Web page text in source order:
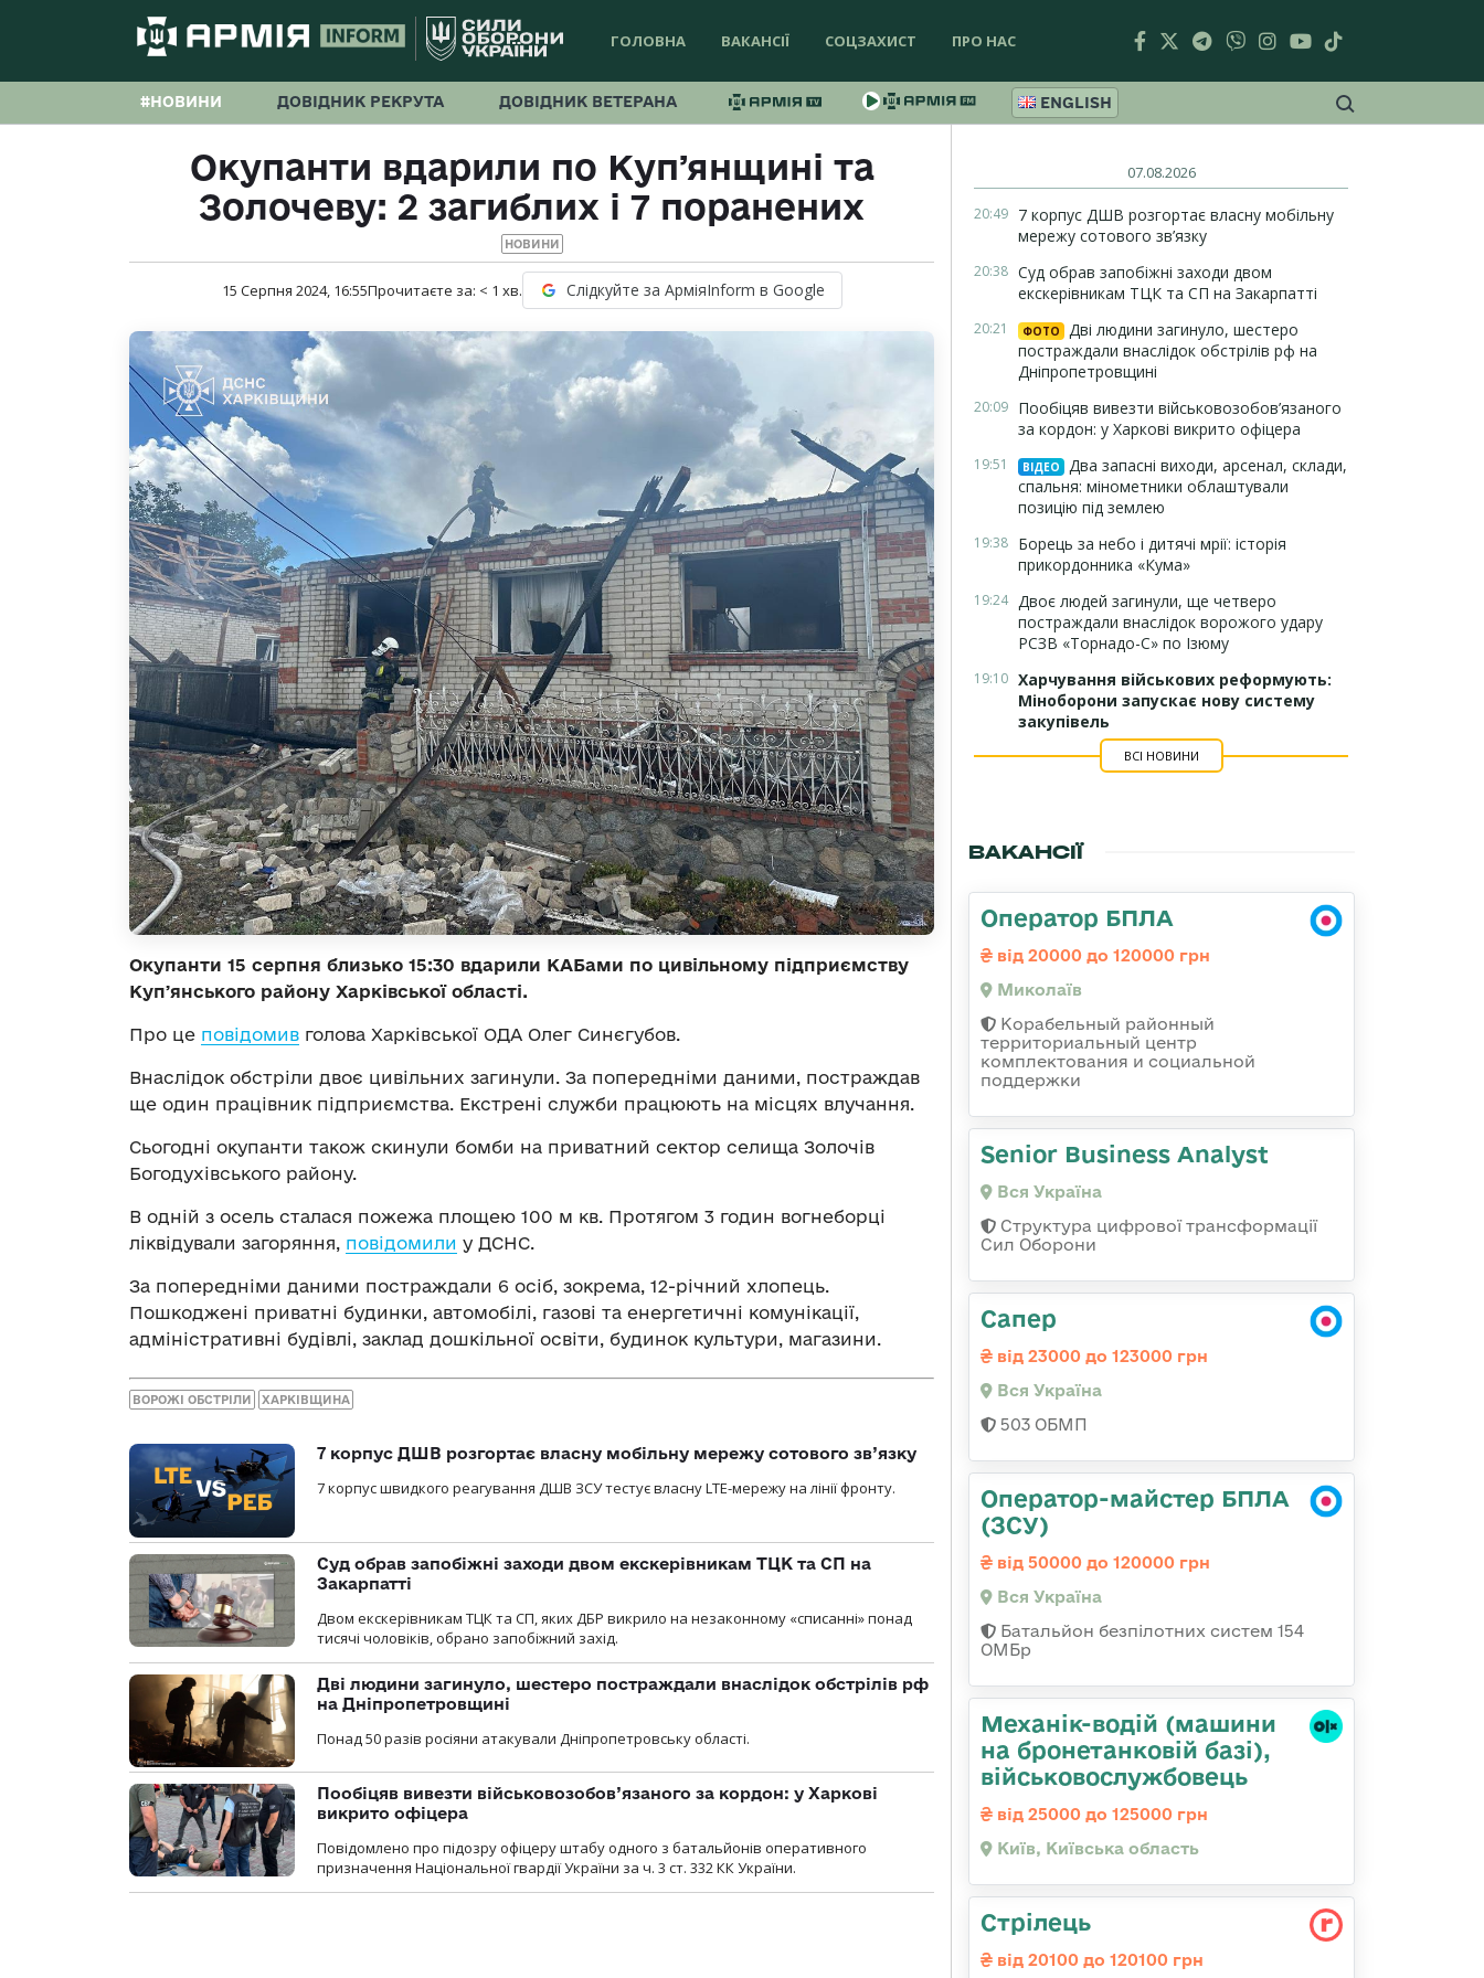
ГОЛОВНА ВАКАНСІЇ СОЦЗАХИСТ ПРО НАС
#НОВИНИ ДОВІДНИК РЕКРУТА ДОВІДНИК ВЕТЕРАНА ENGLISH
Окупанти вдарили по Купʼянщині та
Золочеву: 2 загиблих і 7 поранених
НОВИНИ
15 Серпня 2024, 16:55Прочитаєте за: < 1 хв. Слідкуйте за АрміяInform в Google
Окупанти 15 серпня близько 15:30 вдарили КАБами по цивільному підприємству
Купʼянського району Харківської області.
Про це повідомив голова Харківської ОДА Олег Синєгубов.
Внаслідок обстріли двоє цивільних загинули. За попередніми даними, постраждав
ще один працівник підприємства. Екстрені служби працюють на місцях влучання.
Сьогодні окупанти також скинули бомби на приватний сектор селища Золочів
Богодухівського району.
В одній з осель сталася пожежа площею 100 м кв. Протягом 3 годин вогнеборці
ліквідували загоряння, повідомили у ДСНС.
За попередніми даними постраждали 6 осіб, зокрема, 12-річний хлопець.
Пошкоджені приватні будинки, автомобілі, газові та енергетичні комунікації,
адміністративні будівлі, заклад дошкільної освіти, будинок культури, магазини.
ВОРОЖІ ОБСТРІЛИ ХАРКІВЩИНА
7 корпус ДШВ розгортає власну мобільну мережу сотового зв’язку
7 корпус швидкого реагування ДШВ ЗСУ тестує власну LTE-мережу на лінії фронту.
Суд обрав запобіжні заходи двом екскерівникам ТЦК та СП на
Закарпатті
Двом екскерівникам ТЦК та СП, яких ДБР викрило на незаконному «списанні» понад
тисячі чоловіків, обрано запобіжний захід.
Дві людини загинуло, шестеро постраждали внаслідок обстрілів рф
на Дніпропетровщині
Понад 50 разів росіяни атакували Дніпропетровську області.
Пообіцяв вивезти військовозобов’язаного за кордон: у Харкові
викрито офіцера
Повідомлено про підозру офіцеру штабу одного з батальйонів оперативного
призначення Національної гвардії України за ч. 3 ст. 332 КК України.
07.08.2026
20:49 7 корпус ДШВ розгортає власну мобільну
мережу сотового зв’язку
20:38 Суд обрав запобіжні заходи двом
екскерівникам ТЦК та СП на Закарпатті
20:21 ФОТО
Дві людини загинуло, шестеро
постраждали внаслідок обстрілів рф на
Дніпропетровщині
20:09 Пообіцяв вивезти військовозобов’язаного
за кордон: у Харкові викрито офіцера
19:51 ВІДЕО
Два запасні виходи, арсенал, склади,
спальня: мінометники облаштували
позицію під землею
19:38 Борець за небо і дитячі мрії: історія
прикордонника «Кума»
19:24 Двоє людей загинули, ще четверо
постраждали внаслідок ворожого удару
РСЗВ «Торнадо-С» по Ізюму
19:10 Харчування військових реформують:
Міноборони запускає нову систему
закупівель
ВСІ НОВИНИ
ВАКАНСІЇ
Оператор БПЛА
від 20000 до 120000 грн
Миколаїв
Корабельный районный
территориальный центр
комплектования и социальной
поддержки
Senior Business Analyst
Вся Україна
Структура цифрової трансформації
Сил Оборони
Сапер
від 23000 до 123000 грн
Вся Україна
503 ОБМП
Оператор-майстер БПЛА
(ЗСУ)
від 50000 до 120000 грн
Вся Україна
Батальйон безпілотних систем 154
ОМБр
Механік-водій (машини
на бронетанковій базі),
військовослужбовець
від 25000 до 125000 грн
Київ, Київська область
Стрілець
від 20100 до 120100 грн